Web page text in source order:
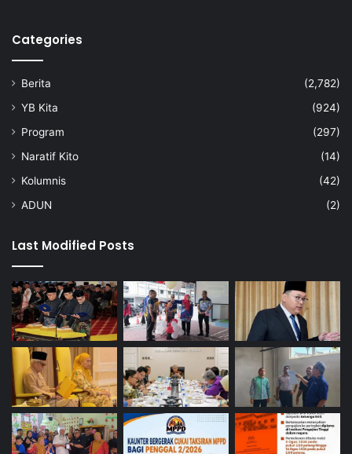
Categories
Berita
(2,782)
YB Kita
(924)
Program
(297)
Naratif Kito
(14)
Kolumnis
(42)
ADUN
(2)
Last Modified Posts